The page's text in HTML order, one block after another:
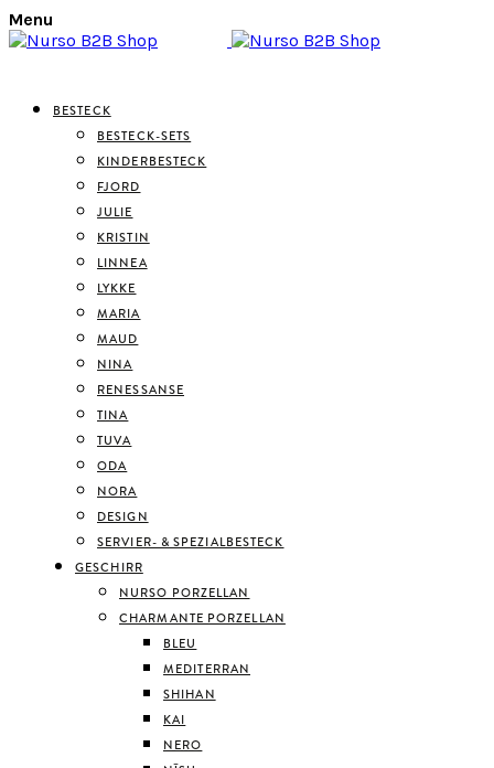
Menu
BESTECK
BESTECK-SETS
KINDERBESTECK
FJORD
JULIE
KRISTIN
LINNEA
LYKKE
MARIA
MAUD
NINA
RENESSANSE
TINA
TUVA
ODA
NORA
DESIGN
SERVIER- & SPEZIALBESTECK
GESCHIRR
NURSO PORZELLAN
CHARMANTE PORZELLAN
BLEU
MEDITERRAN
SHIHAN
KAI
NERO